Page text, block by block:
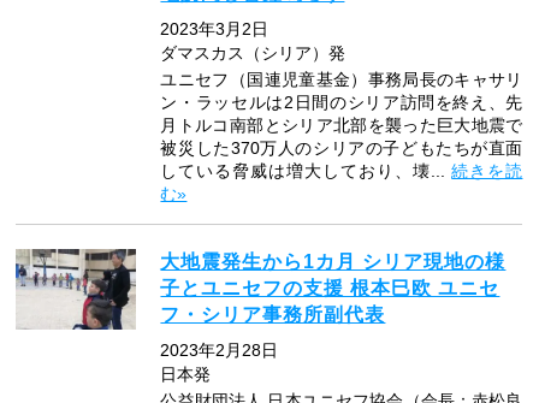
2023年3月2日
ダマスカス（シリア）発
ユニセフ（国連児童基金）事務局長のキャサリ
ン・ラッセルは2日間のシリア訪問を終え、先
月トルコ南部とシリア北部を襲った巨大地震で
被災した370万人のシリアの子どもたちが直面
している脅威は増大しており、壊...続きを読
む»
大地震発生から1カ月 シリア現地の様
子とユニセフの支援 根本巳欧 ユニセ
フ・シリア事務所副代表
2023年2月28日
日本発